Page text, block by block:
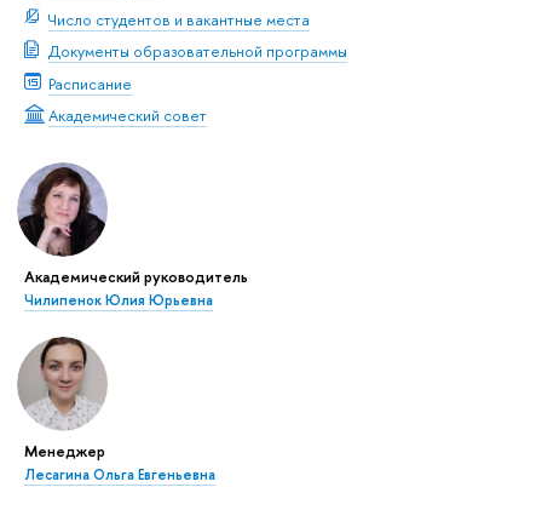
Число студентов и вакантные места
Документы образовательной программы
Расписание
Академический совет
Академический руководитель
Чилипенок Юлия Юрьевна
Менеджер
Лесагина Ольга Евгеньевна